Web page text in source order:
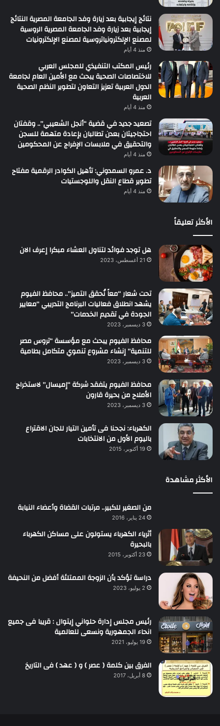
نتائج إيجابية بعد زيارة وفد الجامعة المصرية النتائج
إيجابية بعد زيارة وفد الجامعة المصرية الروسية
لمصنع الإلكترونياتروسية لمصنع الإلكترونيات
منذ 4 أيام
رئيس المكتب التنفيذي للمجلس العربي
للاختصاصات الصحية يبحث مع الأمين العام لجامعة
الدول العربية تعزيز التعاون لتطوير النظم الصحية
العربية
منذ 4 أيام
تصعيد جديد في قضية “أنجل الشعيبي”.. وقفتان
احتجاجيتان بعدن تطالبان بإعادة متهمة للسجن
والتحقيق في ملابسات الإفراج عن المحكومين
منذ 4 أيام
د. عمرو السمدوني: تأهيل الكوادر الرقمية مفتاح
تطوير قطاع النقل واللوجستيات
منذ 4 أيام
الأكثر تعليقاً
هل توجد فوائد لتناول العشاء مبكرا إعرف الان
21 أغسطس، 2023
تحت شعار “معاً نُحقق التميز”.. محافظ الفيوم
يشهد انطلاق فعاليات البرنامج التدريبي “معايير
الجودة في تقديم الخدمات”
3 ديسمبر، 2023
محافظ الفيوم يبحث مع مؤسسة “تروس مصر
للتنمية” إنشاء مشروع تنموي متكامل بطامية
3 ديسمبر، 2023
محافظ الفيوم يتفقد شركة “إميسال” لاستخراج
الأملاح من بحيرة قارون
3 ديسمبر، 2023
الكهرباء: نجحنا فى تأمين التيار للجان الاقتراع
باليوم الأول من الانتخابات
19 أكتوبر، 2015
الأكثر مشاهدة
من الصغير للكبير.. مرتبات القضاة وأعضاء النيابة
24 يناير، 2016
أثرياء الكهرباء يستولون على مساكن الكهرباء
بالبحيرة
23 أكتوبر، 2015
دراسة تؤكد بأن الزوجة الممتلئة أفضل من النحيفة
2 يوليو، 2023
رئيس مجلس إدارة حلواني إيتوال : قريبا فى جميع
انحاء الجمهورية ونسعى للعالمية
19 يوليو، 2021
الفرق بين كلمة ( عصر ) و ( عهد ) فى التاريخ
8 أبريل، 2017